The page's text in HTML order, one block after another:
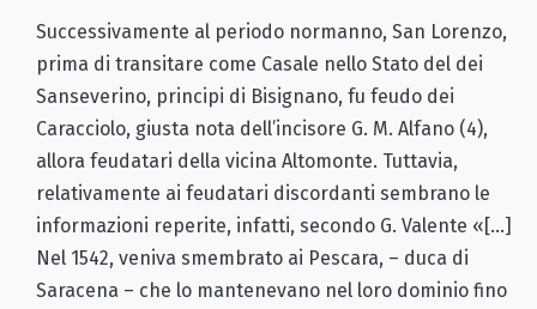
Successivamente al periodo normanno, San Lorenzo,
prima di transitare come Casale nello Stato del dei
Sanseverino, principi di Bisignano, fu feudo dei
Caracciolo, giusta nota dell’incisore G. M. Alfano (4),
allora feudatari della vicina Altomonte. Tuttavia,
relativamente ai feudatari discordanti sembrano le
informazioni reperite, infatti, secondo G. Valente «[…]
Nel 1542, veniva smembrato ai Pescara, – duca di
Saracena – che lo mantenevano nel loro dominio fino